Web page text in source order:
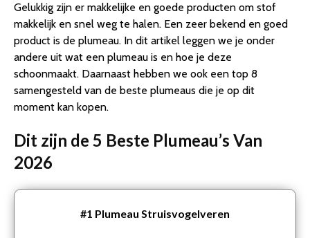
Gelukkig zijn er makkelijke en goede producten om stof
makkelijk en snel weg te halen. Een zeer bekend en goed
product is de plumeau. In dit artikel leggen we je onder
andere uit wat een plumeau is en hoe je deze
schoonmaakt. Daarnaast hebben we ook een top 8
samengesteld van de beste plumeaus die je op dit
moment kan kopen.
Dit zijn de 5 Beste Plumeau’s Van
2026
#1 Plumeau Struisvogelveren